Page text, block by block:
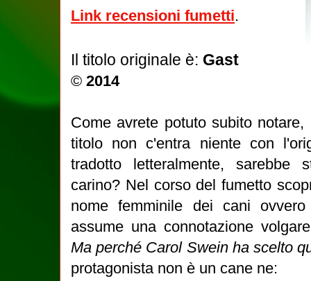
Link recensioni fumetti.
Il titolo originale è: Gast
© 2014
Come avrete potuto subito
titolo non c'entra niente con
tradotto letteralmente, sarebbe
carino? Nel corso del fumetto
nome femminile dei cani
assume una connotazione
Ma perché Carol Swein ha scelto
protagonista non è un cane ne: